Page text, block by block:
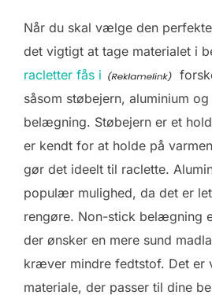
Når du skal vælge den
det vigtigt at tage materialet i
racletter fås i
såsom støbejern, aluminium
belægning. Støbejern er et
er kendt for at holde på
gør det ideelt til raclette.
populær mulighed, da det er
rengøre. Non-stick belægning
der ønsker en mere sund
kræver mindre fedtstof. Det
materiale, der passer til dine